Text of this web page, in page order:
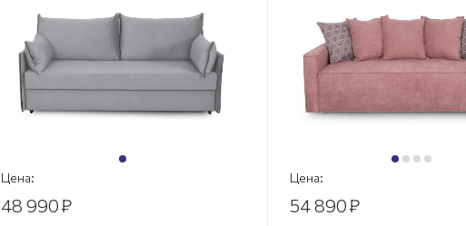
Цена:
48 990₽
Цена:
54 890₽